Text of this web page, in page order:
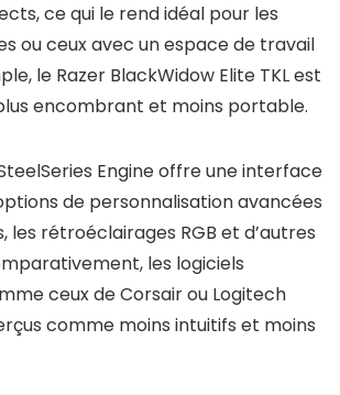
ce qui le rend idéal pour les
ou ceux avec un espace de travail
le Razer BlackWidow Elite TKL est
encombrant et moins portable.
Engine offre une interface
de personnalisation avancées
les rétroéclairages RGB et d’autres
les logiciels
ceux de Corsair ou Logitech
comme moins intuitifs et moins